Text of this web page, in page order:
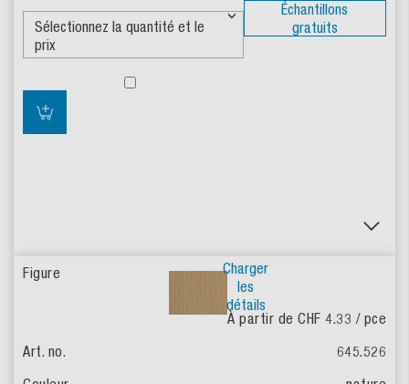
Échantillons
gratuits
Charger
les
détails
À partir de CHF 4.33 / pce
645.526